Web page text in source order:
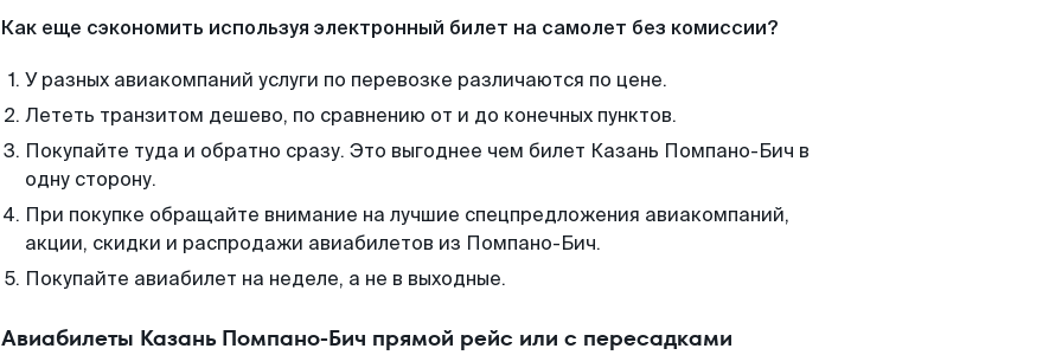
Как еще сэкономить используя электронный билет на самолет без комиссии?
У разных авиакомпаний услуги по перевозке различаются по цене.
Лететь транзитом дешево, по сравнению от и до конечных пунктов.
Покупайте туда и обратно сразу. Это выгоднее чем билет Казань Помпано-Бич в
одну сторону.
При покупке обращайте внимание на лучшие спецпредложения авиакомпаний,
акции, скидки и распродажи авиабилетов из Помпано-Бич.
Покупайте авиабилет на неделе, а не в выходные.
Авиабилеты Казань Помпано-Бич прямой рейс или с пересадками